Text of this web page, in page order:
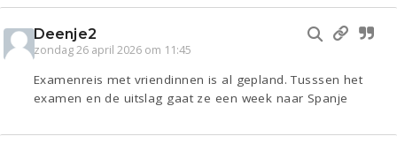
Deenje2
zondag 26 april 2026 om 11:45
Examenreis met vriendinnen is al gepland. Tusssen het
examen en de uitslag gaat ze een week naar Spanje